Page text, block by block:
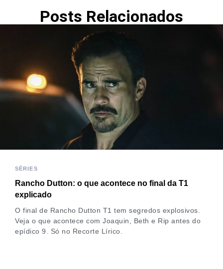
Posts Relacionados
SÉRIES
Rancho Dutton: o que acontece no final da T1
explicado
O final de Rancho Dutton T1 tem segredos explosivos.
Veja o que acontece com Joaquin, Beth e Rip antes do
epídico 9. Só no Recorte Lírico.